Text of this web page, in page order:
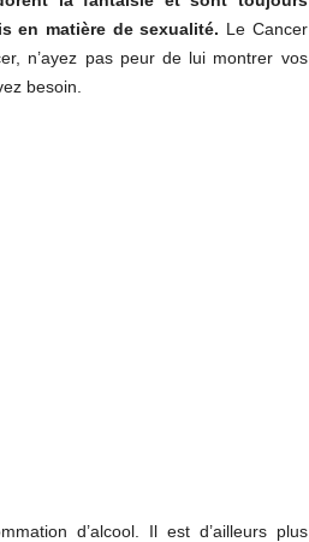
en matière de sexualité. Le Cancer
n’ayez pas peur de lui montrer vos
besoin.
d’alcool. Il est d’ailleurs plus